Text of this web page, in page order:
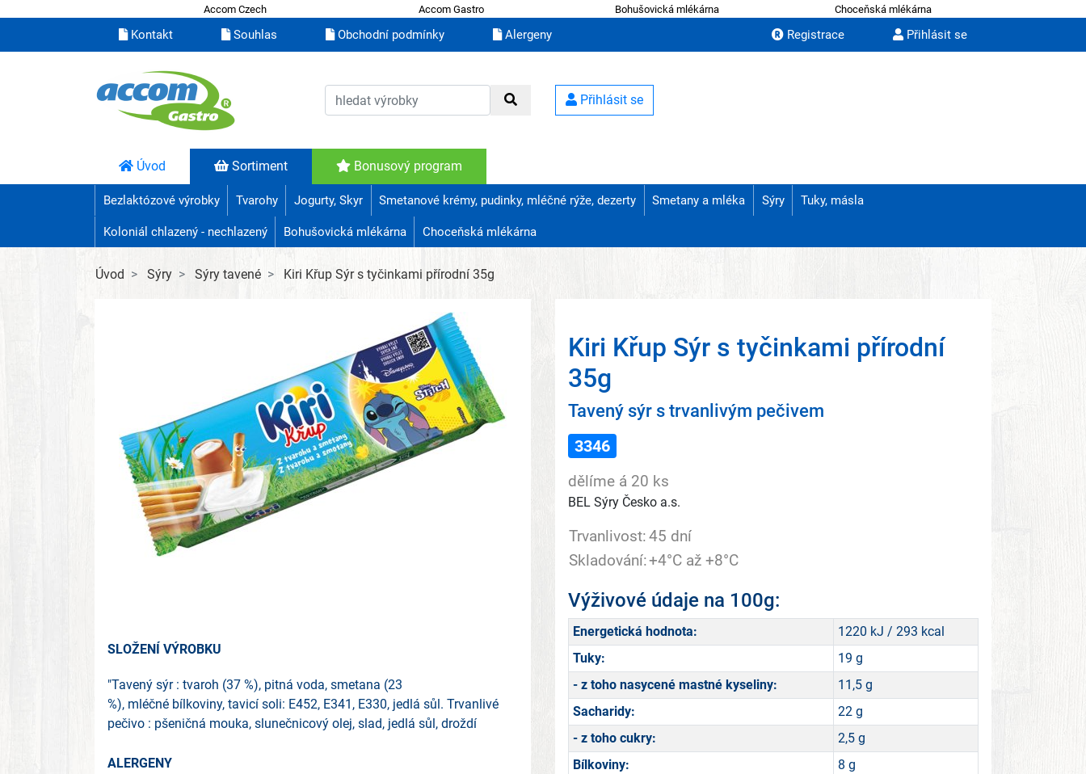
Accom Czech Accom Gastro Bohušovická mlékárna Choceňská mlékárna
Kontakt Souhlas Obchodní podmínky Alergeny Registrace Přihlásit se
Přihlásit se
Úvod Sortiment Bonusový program
Bezlaktózové výrobky Tvarohy Jogurty, Skyr Smetanové krémy, pudinky, mléčné rýže, dezerty Smetany a mléka Sýry Tuky, másla
Koloniál chlazený - nechlazený Bohušovická mlékárna Choceňská mlékárna
Úvod Sýry Sýry tavené Kiri Křup Sýr s tyčinkami přírodní 35g
SLOŽENÍ VÝROBKU
"Tavený sýr : tvaroh (37 %), pitná voda, smetana (23
%), mléčné bílkoviny, tavicí soli: E452, E341, E330, jedlá sůl. Trvanlivé
pečivo : pšeničná mouka, slunečnicový olej, slad, jedlá sůl, droždí
ALERGENY
Kiri Křup Sýr s tyčinkami přírodní
35g
Tavený sýr s trvanlivým pečivem
3346
dělíme á 20 ks
BEL Sýry Česko a.s.
Trvanlivost:45 dní
Skladování:+4°C až +8°C
Výživové údaje na 100g:
Energetická hodnota:
1220 kJ / 293 kcal
Tuky:
19 g
- z toho nasycené mastné kyseliny:
11,5 g
Sacharidy:
22 g
- z toho cukry:
2,5 g
Bílkoviny:
8 g